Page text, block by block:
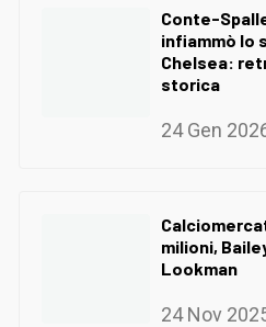
Conte-
infiammò lo
Chelsea:
storica
24 Gen
milioni,
Lookman
24 Nov